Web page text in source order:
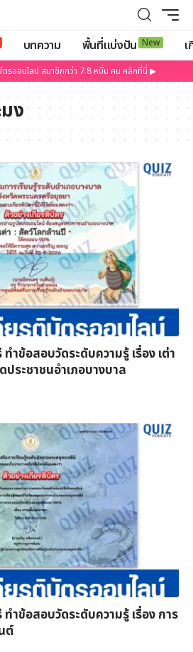
บทความ พื้นที่แบ่งปัน New
ตรออนไลน์ สมาชิกกว่า 7.8 หมื่น คน คลิกที่นี่ ▶
ง
ำข้อสอบวัดระดับความรู้ เรื่อง เต่า
ระชาชนอำเภอบางบาล
ำข้อสอบวัดระดับความรู้ เรื่อง การ
ต์